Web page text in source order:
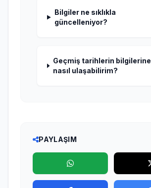
Bilgiler ne sıklıkla
güncelleniyor?
Geçmiş tarihlerin bilgilerine
nasıl ulaşabilirim?
PAYLAŞIM